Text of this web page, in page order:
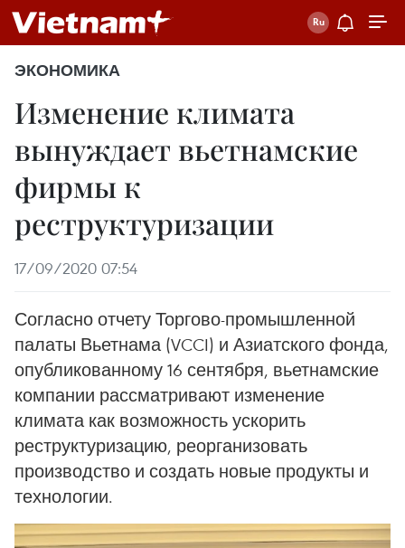
ЭКОНОМИКА
Изменение климата
вынуждает вьетнамские
фирмы к
реструктуризации
17/09/2020 07:54
Согласно отчету Торгово-промышленной
палаты Вьетнама (VCCI) и Азиатского фонда,
опубликованному 16 сентября, вьетнамские
компании рассматривают изменение
климата как возможность ускорить
реструктуризацию, реорганизовать
производство и создать новые продукты и
технологии.